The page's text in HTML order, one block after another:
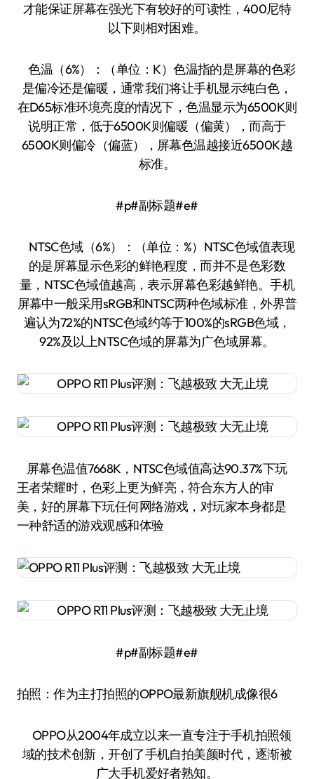
才能保证屏幕在强光下有较好的可读性，400尼特
以下则相对困难。
色温（6%）：（单位：K）色温指的是屏幕的色彩
是偏冷还是偏暖，通常我们将让手机显示纯白色，
在D65标准环境亮度的情况下，色温显示为6500K则
说明正常，低于6500K则偏暖（偏黄），而高于
6500K则偏冷（偏蓝），屏幕色温越接近6500K越
标准。
#p#副标题#e#
NTSC色域（6%）：（单位：%）NTSC色域值表现
的是屏幕显示色彩的鲜艳程度，而并不是色彩数
量，NTSC色域值越高，表示屏幕色彩越鲜艳。手机
屏幕中一般采用sRGB和NTSC两种色域标准，外界普
遍认为72%的NTSC色域约等于100%的sRGB色域，
92%及以上NTSC色域的屏幕为广色域屏幕。
屏幕色温值7668K，NTSC色域值高达90.37%下玩
王者荣耀时，色彩上更为鲜亮，符合东方人的审
美，好的屏幕下玩任何网络游戏，对玩家本身都是
一种舒适的游戏观感和体验
#p#副标题#e#
拍照：作为主打拍照的OPPO最新旗舰机成像很6
OPPO从2004年成立以来一直专注于手机拍照领
域的技术创新，开创了手机自拍美颜时代，逐渐被
广大手机爱好者熟知。